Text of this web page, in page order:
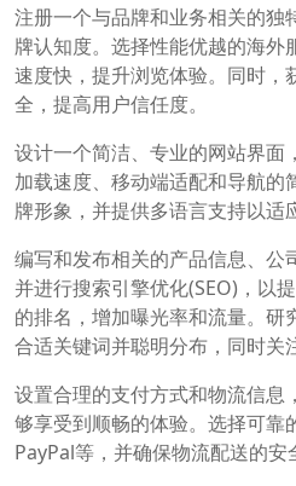
注册一个与品牌和业务相关的独
牌认知度。选择性能优越的海外
速度快，提升浏览体验。同时，
全，提高用户信任度。
设计一个简洁、专业的网站界面
加载速度、移动端适配和导航的
牌形象，并提供多语言支持以适
编写和发布相关的产品信息、公
并进行搜索引擎优化(SEO)，以
的排名，增加曝光率和流量。研
合适关键词并聪明分布，同时关
设置合理的支付方式和物流信息
够享受到顺畅的体验。选择可靠
PayPal等，并确保物流配送的安